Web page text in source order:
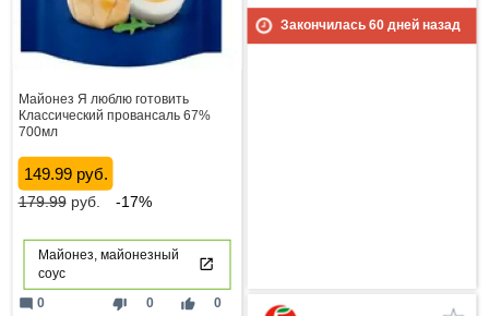
Закончилась 60дней назад
Майонез Я люблю готовить
Классический провансаль 67%
700мл
149.99 руб.
179.99руб. -17%
Майонез, майонезный
соус
thumb_down 0 thumb_up 0
mode_comment 0